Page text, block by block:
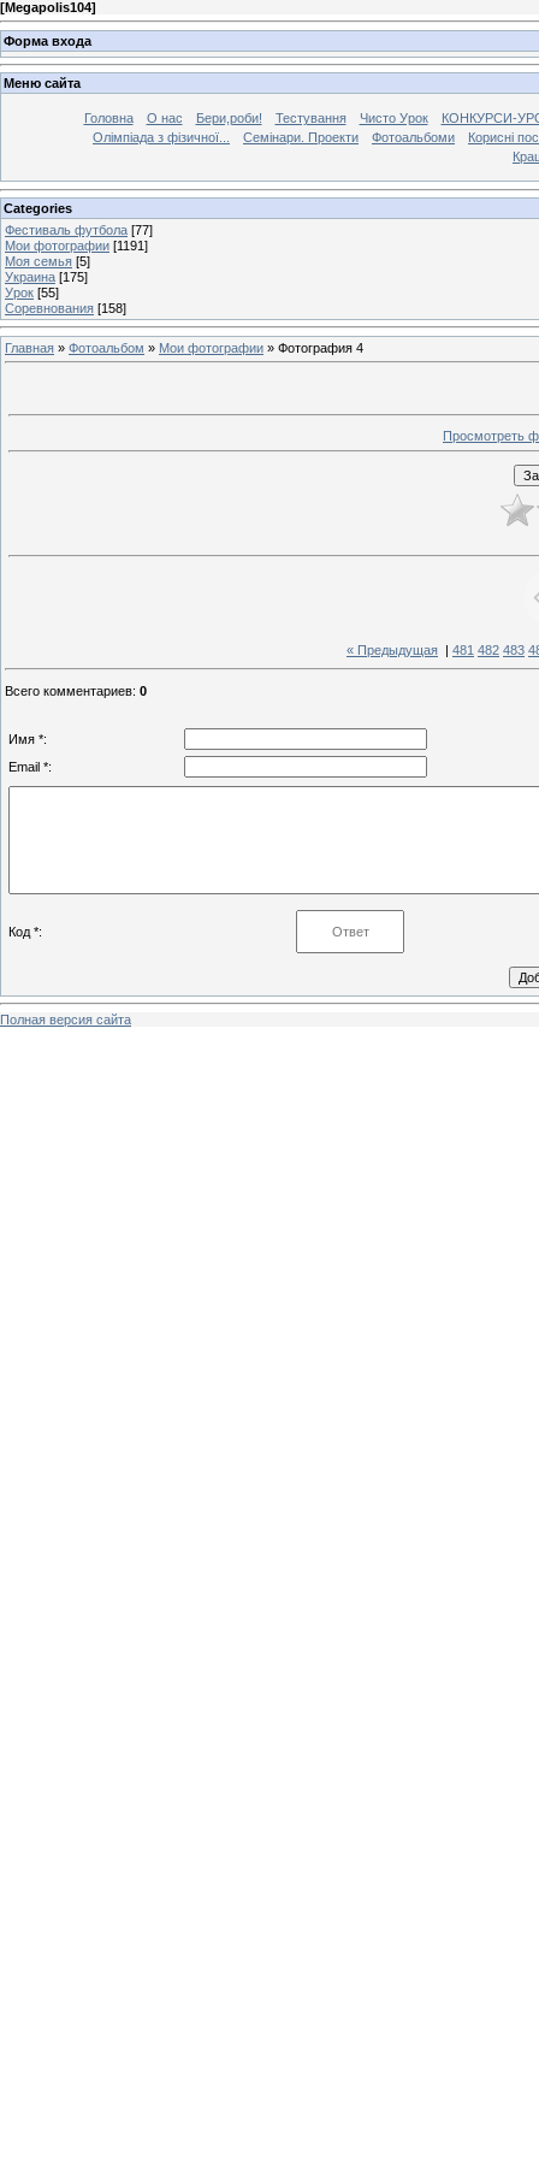
[Megapolis104]
Форма входа
Меню сайта
Головна О нас Бери,роби! Тестування Чисто Урок
КОНКУРСИ-
Олімпіада з фізичної...
Семінари. Проекти Фотоальбоми
Корисні
Categories
Фестиваль футбола [77]
Мои фотографии [1191]
Моя семья [5]
Украина [175]
Урок [55]
Соревнования [158]
Главная » Фотоальбом » Мои фотографии » Фотография 4
Просмотреть
« Предыдущая 481 482 483
Всего комментариев: 0
Имя *:
Email *:
Код *:
Полная версия сайта